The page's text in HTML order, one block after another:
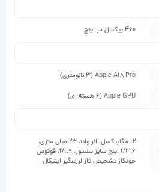
460 پیکسل در اینچ
Apple A18 Pro (3 نانومتری)
Apple GPU (6 هسته ای)
12 مگاپیکسل، لنز واید 23 میلی‌ متری،
1/3.6 اینچ سایز سنسور، f/1.9، فوکوس
خودکار تشخیص فاز لرزشگیر اپتیکال